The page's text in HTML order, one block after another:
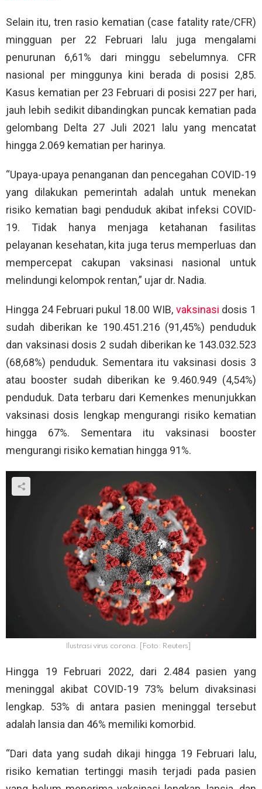
Selain itu, tren rasio kematian (case fatality rate/CFR)
mingguan per 22 Februari lalu juga mengalami
penurunan 6,61% dari minggu sebelumnya. CFR
nasional per minggunya kini berada di posisi 2,85.
Kasus kematian per 23 Februari di posisi 227 per hari,
jauh lebih sedikit dibandingkan puncak kematian pada
gelombang Delta 27 Juli 2021 lalu yang mencatat
hingga 2.069 kematian per harinya.
“Upaya-upaya penanganan dan pencegahan COVID-19
yang dilakukan pemerintah adalah untuk menekan
risiko kematian bagi penduduk akibat infeksi COVID-
19. Tidak hanya menjaga ketahanan fasilitas
pelayanan kesehatan, kita juga terus memperluas dan
mempercepat cakupan vaksinasi nasional untuk
melindungi kelompok rentan,” ujar dr. Nadia.
Hingga 24 Februari pukul 18.00 WIB, vaksinasi dosis 1
sudah diberikan ke 190.451.216 (91,45%) penduduk
dan vaksinasi dosis 2 sudah diberikan ke 143.032.523
(68,68%) penduduk. Sementara itu vaksinasi dosis 3
atau booster sudah diberikan ke 9.460.949 (4,54%)
penduduk. Data terbaru dari Kemenkes menunjukkan
vaksinasi dosis lengkap mengurangi risiko kematian
hingga 67%. Sementara itu vaksinasi booster
mengurangi risiko kematian hingga 91%.
Ilustrasi virus corona. [Foto: Reuters]
Hingga 19 Februari 2022, dari 2.484 pasien yang
meninggal akibat COVID-19 73% belum divaksinasi
lengkap. 53% di antara pasien meninggal tersebut
adalah lansia dan 46% memiliki komorbid.
“Dari data yang sudah dikaji hingga 19 Februari lalu,
risiko kematian tertinggi masih terjadi pada pasien